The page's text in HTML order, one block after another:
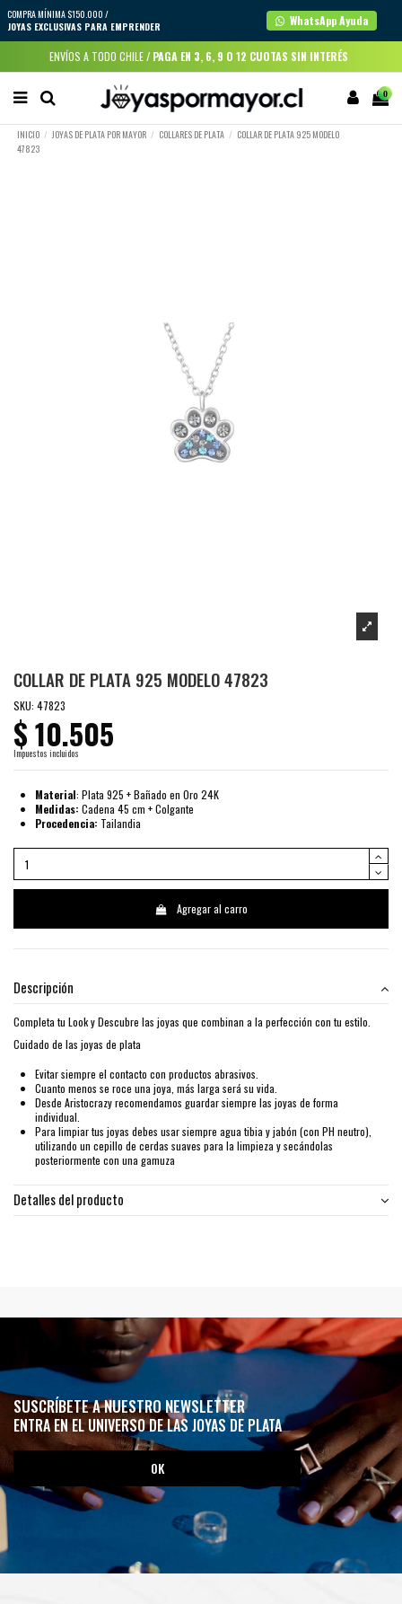
COMPRA MÍNIMA $150.000 /
JOYAS EXCLUSIVAS PARA EMPRENDER
WhatsApp Ayuda
ENVÍOS A TODO CHILE / PAGA EN 3, 6, 9 O 12 CUOTAS SIN INTERÉS
0
INICIO JOYAS DE PLATA POR MAYOR COLLARES DE PLATA
COLLAR DE PLATA 925 MODELO
47823
COLLAR DE PLATA 925 MODELO 47823
SKU: 47823
$ 10.505
Impuestos incluidos
Material: Plata 925 + Bañado en Oro 24K
Medidas: Cadena 45 cm + Colgante
Procedencia: Tailandia
Agregar al carro
Descripción
Completa tu Look y Descubre las joyas que combinan a la perfección con tu estilo.
Cuidado de las joyas de plata
Evitar siempre el contacto con productos abrasivos.
Cuanto menos se roce una joya, más larga será su vida.
Desde Aristocrazy recomendamos guardar siempre las joyas de forma
individual.
Para limpiar tus joyas debes usar siempre agua tibia y jabón (con PH neutro),
utilizando un cepillo de cerdas suaves para la limpieza y secándolas
posteriormente con una gamuza
Detalles del producto
SUSCRÍBETE A NUESTRO NEWSLETTER
ENTRA EN EL UNIVERSO DE LAS JOYAS DE PLATA